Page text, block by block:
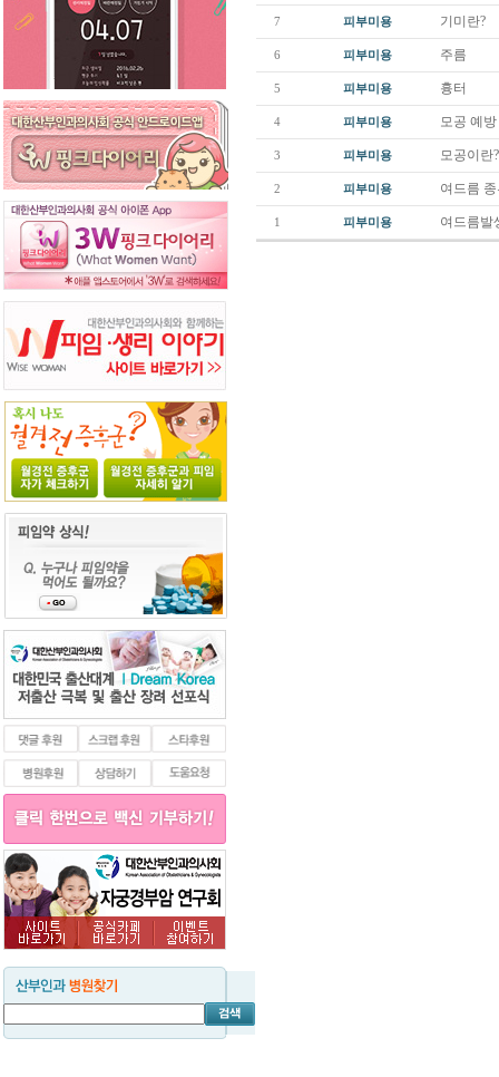
7 피부미용 기미란?
6 피부미용 주름
5 피부미용 흉터
4 피부미용 모공 예
3 피부미용 모공이란
2 피부미용 여드름
1 피부미용 여드름발